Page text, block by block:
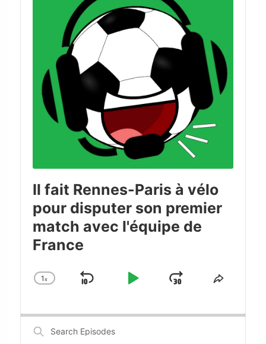
Il fait Rennes-Paris à vélo
pour disputer son premier
match avec l'équipe de
France
Change
1x
Skip
Play
JumpShare
Search
Episodes